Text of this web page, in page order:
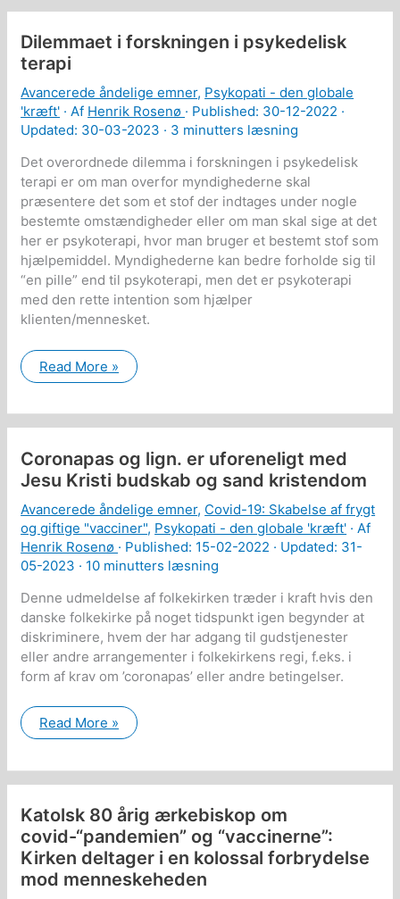
eventuelt
Dilemmaet i forskningen i psykedelisk
terapi
Avancerede åndelige emner, Psykopati - den globale
'kræft' · Af Henrik Rosenø · Published: 30-12-2022 ·
Updated: 30-03-2023 · 3 minutters læsning
Det overordnede dilemma i forskningen i psykedelisk
terapi er om man overfor myndighederne skal
præsentere det som et stof der indtages under nogle
bestemte omstændigheder eller om man skal sige at det
her er psykoterapi, hvor man bruger et bestemt stof som
hjælpemiddel. Myndighederne kan bedre forholde sig til
“en pille” end til psykoterapi, men det er psykoterapi
med den rette intention som hjælper
klienten/mennesket.
Dilemmaet
i
psykedelisk
terapi
Read More »
Coronapas og lign. er uforeneligt med
Jesu Kristi budskab og sand kristendom
Avancerede åndelige emner, Covid-19: Skabelse af frygt
og giftige "vacciner", Psykopati - den globale 'kræft' · Af
Henrik Rosenø · Published: 15-02-2022 · Updated: 31-
05-2023 · 10 minutters læsning
Denne udmeldelse af folkekirken træder i kraft hvis den
danske folkekirke på noget tidspunkt igen begynder at
diskriminere, hvem der har adgang til gudstjenester
eller andre arrangementer i folkekirkens regi, f.eks. i
form af krav om ’coronapas’ eller andre betingelser.
Coronapas
og
uforeneligt
med
Kristi
budskab
og
sand
kristendom
Read More »
Katolsk 80 årig ærkebiskop om
covid-“pandemien” og “vaccinerne”:
Kirken deltager i en kolossal forbrydelse
mod menneskeheden